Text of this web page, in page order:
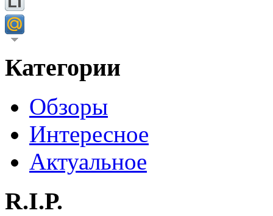
Категории
Обзоры
Интересное
Актуальное
R.I.P.